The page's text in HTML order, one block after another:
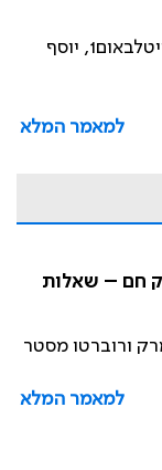
רמונה דורסט1, משה קליאן2, אלכסנדר טייטלבאום1, יוסף
למאמר המלא
חם – שאלות
ורוברטו מסטר
למאמר המלא